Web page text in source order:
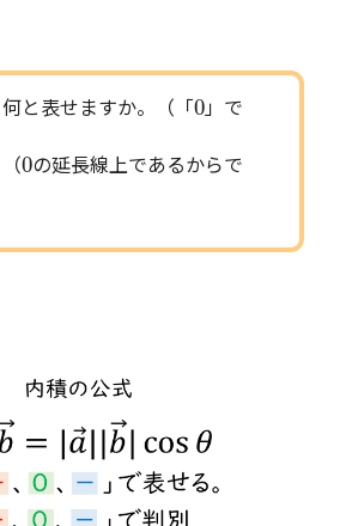
と表せますか。（「0
0 」で
0
0の延長線上であるからで